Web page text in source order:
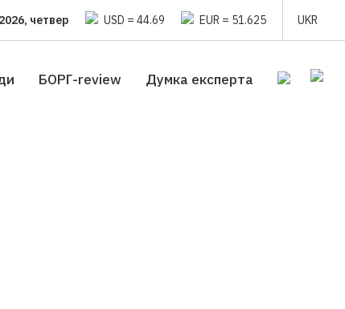
четвер USD = 44.69 EUR = 51.625 UKR
БОРГ-review Думка експерта